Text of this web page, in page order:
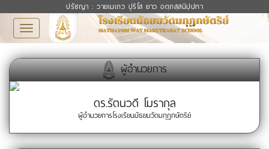
ปรัชญา : วายเมเถว ปุริโส ยาว อตฺถสฺสนิปฺปทา
Toggle
navigation
ผู้อำนวยการ
ดร.รัตนวดี โมรากุล
ผู้อำนวยการโรงเรียนมัธยมวัดมกุฏกษัตริย์